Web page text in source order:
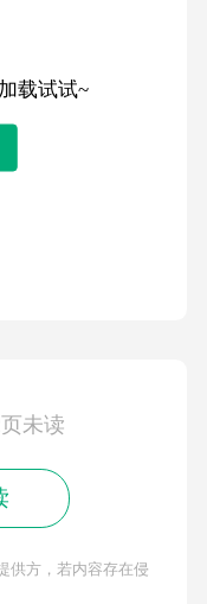
载试试~
未读
供方，若内容存在侵